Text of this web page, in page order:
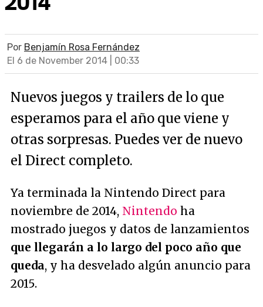
Por Benjamín Rosa Fernández
El 6 de November 2014 | 00:33
Nuevos juegos y trailers de lo que
esperamos para el año que viene y
otras sorpresas. Puedes ver de nuevo
el Direct completo.
Ya terminada la Nintendo Direct para
noviembre de 2014, Nintendo ha
mostrado juegos y datos de lanzamientos
que llegarán a lo largo del poco año que
queda, y ha desvelado algún anuncio para
2015.